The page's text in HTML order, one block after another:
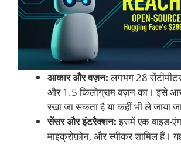
आकार और वज़न:लगभग 28
और 1.5 किलोग्राम वज़न का। इसे
रखा जा सकता है या कहीं भी ले जाया
सेंसर और इंटरैक्शन:इसमें एक वाइड-
माइक्रोफ़ोन, और स्पीकर शामिल हैं।